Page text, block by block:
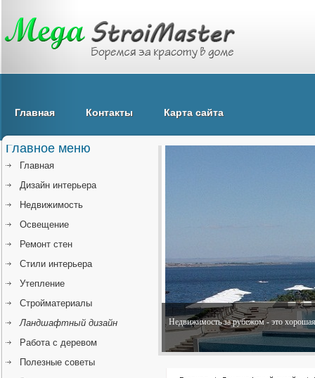
Главная Контакты Карта сайта
Недвижимость за рубежом - это
Главное меню
Главная
Дизайн интерьера
Недвижимость
Освещение
Ремонт стен
Стили интерьера
Утепление
Стройматериалы
Ландшафтный дизайн
Работа с деревом
Полезные советы